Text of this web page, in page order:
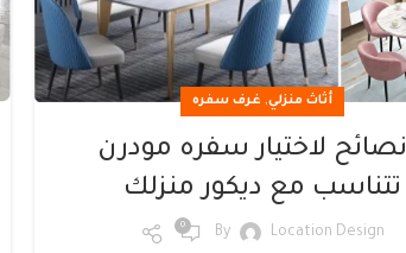
أثاث منزلي, غرف سفره
5 نصائح لاختيار سفره مودرن
تتناسب مع ديكور منزلك
By Location Design
0